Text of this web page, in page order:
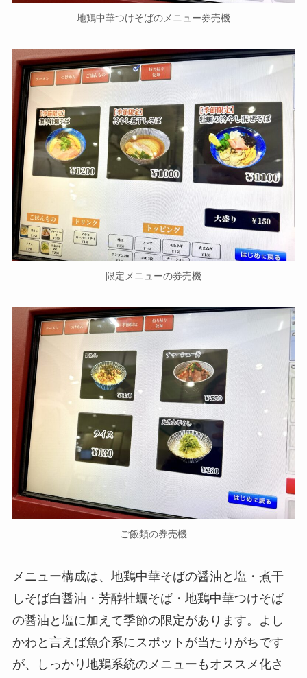
地鶏中華つけそばのメニュー券売機
限定メニューの券売機
ご飯類の券売機
メニュー構成は、地鶏中華そばの醤油と塩・煮干
しそば白醤油・芳醇牡蠣そば・地鶏中華つけそば
の醤油と塩に加えて季節の限定があります。よし
かわと言えば魚介系にスポットが当たりがちです
が、しっかり地鶏系統のメニューもオススメ化さ